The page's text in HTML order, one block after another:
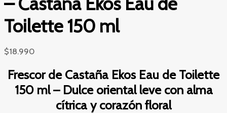
Toilette 150 ml
$18.990
Frescor de Castaña Ekos Eau de Toilette
150 ml – Dulce oriental leve con alma
cítrica y corazón floral